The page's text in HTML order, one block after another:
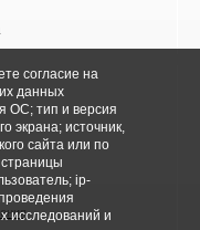
согласие на
данных
ОС; тип и версия
экрана; источник,
сайта или по
ip-
исследований и